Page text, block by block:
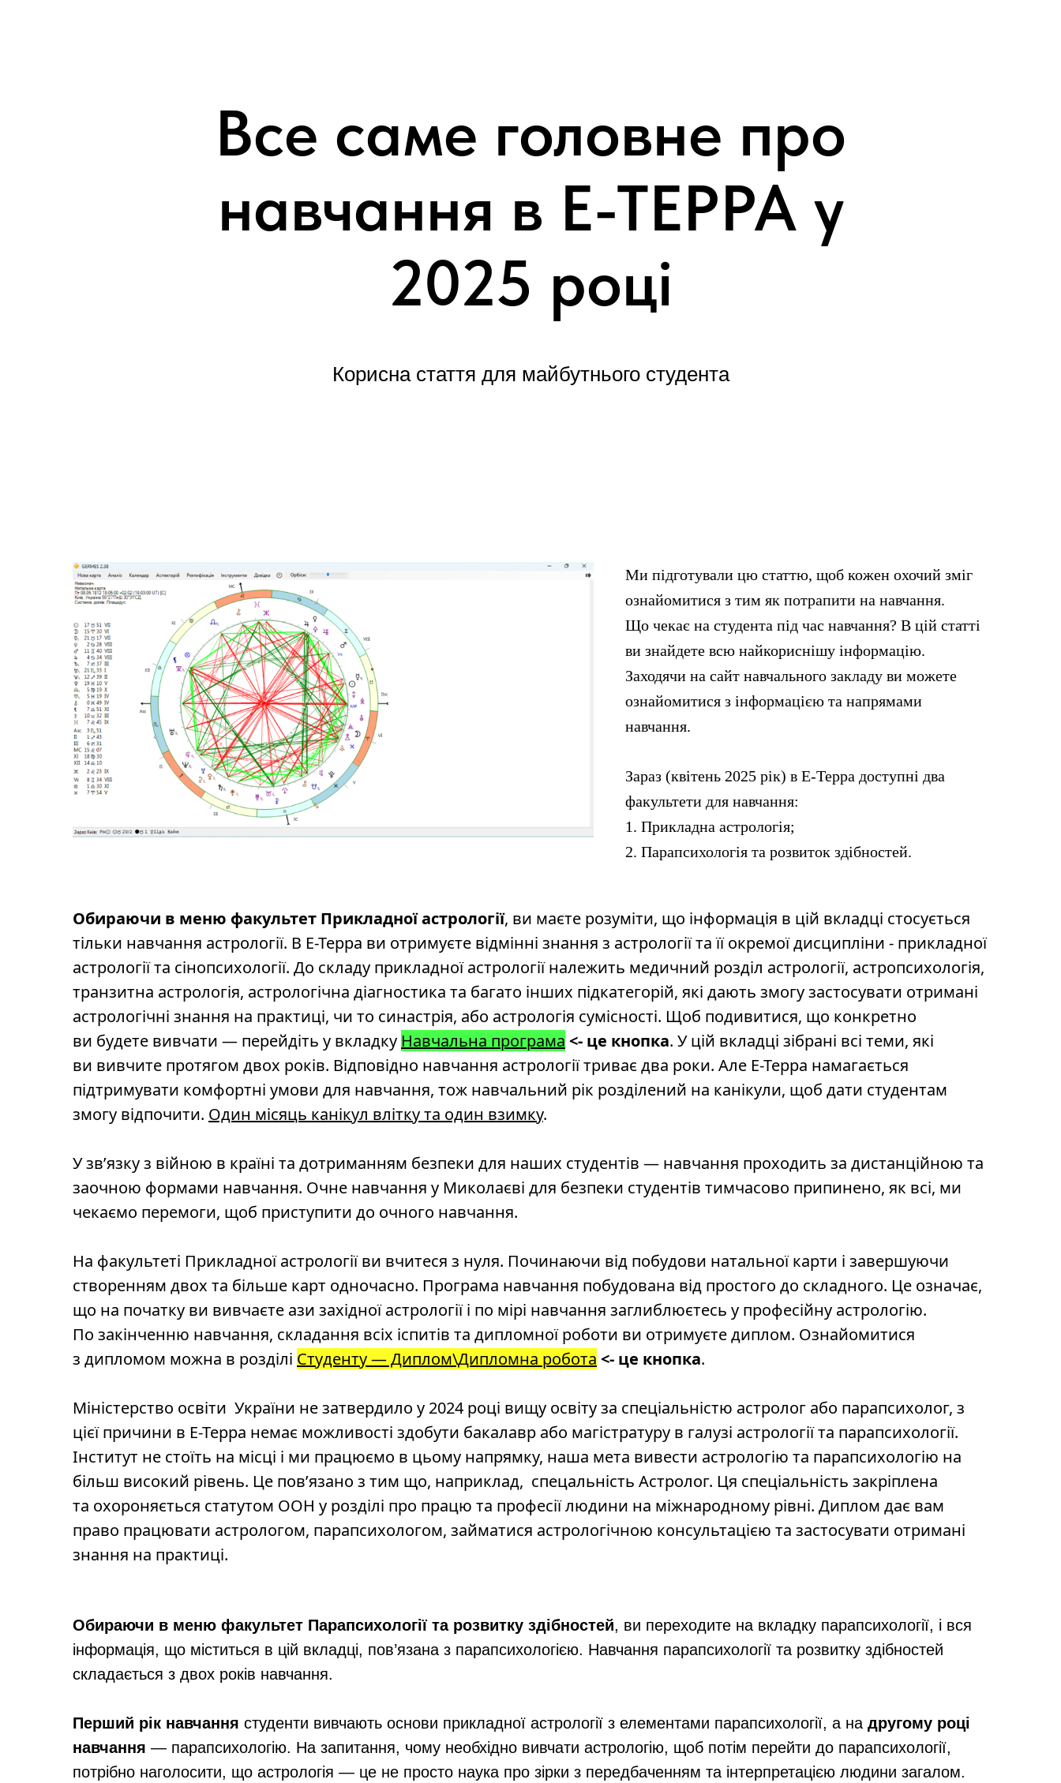
Все саме головне про
навчання в Е-ТЕРРА у
2025 році
Корисна стаття для майбутнього студента
Ми підготували цю статтю, щоб кожен охочий зміг
ознайомитися з тим як потрапити на навчання.
Що чекає на студента під час навчання? В цій статті
ви знайдете всю найкориснішу інформацію.
Заходячи на сайт навчального закладу ви можете
ознайомитися з інформацією та напрямами
навчання.
Зараз (квітень 2025 рік) в Е-Терра доступні два
факультети для навчання:
1. Прикладна астрологія;
2. Парапсихологія та розвиток здібностей.
Обираючи в меню факультет Прикладної астрології, ви маєте розуміти, що інформація в цій вкладці стосується
тільки навчання астрології. В Е-Терра ви отримуєте відмінні знання з астрології та її окремої дисципліни - прикладної
астрології та сінопсихології. До складу прикладної астрології належить медичний розділ астрології, астропсихологія,
транзитна астрологія, астрологічна діагностика та багато інших підкатегорій, які дають змогу застосувати отримані
астрологічні знання на практиці, чи то синастрія, або астрологія сумісності. Щоб подивитися, що конкретно
ви будете вивчати — перейдіть у вкладку Навчальна програма <- це кнопка. У цій вкладці зібрані всі теми, які
ви вивчите протягом двох років. Відповідно навчання астрології триває два роки. Але Е-Терра намагається
підтримувати комфортні умови для навчання, тож навчальний рік розділений на канікули, щоб дати студентам
змогу відпочити. Один місяць канікул влітку та один взимку.
У зв’язку з війною в країні та дотриманням безпеки для наших студентів — навчання проходить за дистанційною та
заочною формами навчання. Очне навчання у Миколаєві для безпеки студентів тимчасово припинено, як всі, ми
чекаємо перемоги, щоб приступити до очного навчання.
На факультеті Прикладної астрології ви вчитеся з нуля. Починаючи від побудови натальної карти і завершуючи
створенням двох та більше карт одночасно. Програма навчання побудована від простого до складного. Це означає,
що на початку ви вивчаєте ази західної астрології і по мірі навчання заглиблюєтесь у професійну астрологію.
По закінченню навчання, складання всіх іспитів та дипломної роботи ви отримуєте диплом. Ознайомитися
з дипломом можна в розділі Студенту — Диплом\Дипломна робота <- це кнопка.
Міністерство освіти України не затвердило у 2024 році вищу освіту за спеціальністю астролог або парапсихолог, з
цієї причини в Е-Терра немає можливості здобути бакалавр або магістратуру в галузі астрології та парапсихології.
Інститут не стоїть на місці і ми працюємо в цьому напрямку, наша мета вивести астрологію та парапсихологію на
більш високий рівень. Це пов’язано з тим що, наприклад, спецальність Астролог. Ця спеціальність закріплена
та охороняється статутом ООН у розділі про працю та професії людини на міжнародному рівні. Диплом дає вам
право працювати астрологом, парапсихологом, займатися астрологічною консультацією та застосувати отримані
знання на практиці.
Обираючи в меню факультет Парапсихології та розвитку здібностей, ви переходите на вкладку парапсихології, і вся
інформація, що міститься в цій вкладці, пов’язана з парапсихологією. Навчання парапсихології та розвитку здібностей
складається з двох років навчання.
Перший рік навчання студенти вивчають основи прикладної астрології з елементами парапсихології, а на другому році
навчання — парапсихологію. На запитання, чому необхідно вивчати астрологію, щоб потім перейти до парапсихології,
потрібно наголосити, що астрологія — це не просто наука про зірки з передбаченням та інтерпретацією людини загалом.